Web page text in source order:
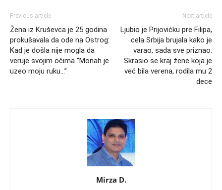
Previous article
Žena iz Kruševca je 25 godina
prokušavala da ode na Ostrog:
Kad je došla nije mogla da
veruje svojim očima “Monah je
uzeo moju ruku…”
Next article
Ljubio je Prijovićku pre Filipa,
cela Srbija brujala kako je
varao, sada sve priznao:
Skrasio se kraj žene koja je
već bila verena, rodila mu 2
dece
Mirza D.